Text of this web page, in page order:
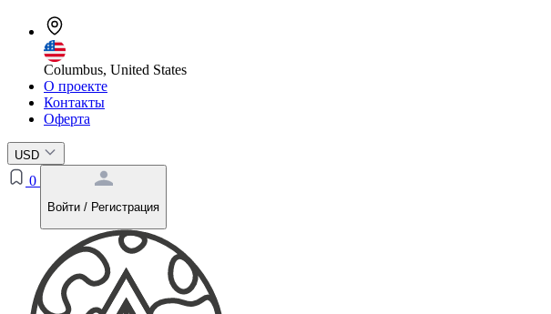
Columbus, United States
О проекте
Контакты
Оферта
USD
0
Войти / Регистрация